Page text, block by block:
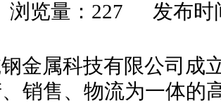
浏览量：227 发布时
金属科技有限公司成
销售、物流为一体的